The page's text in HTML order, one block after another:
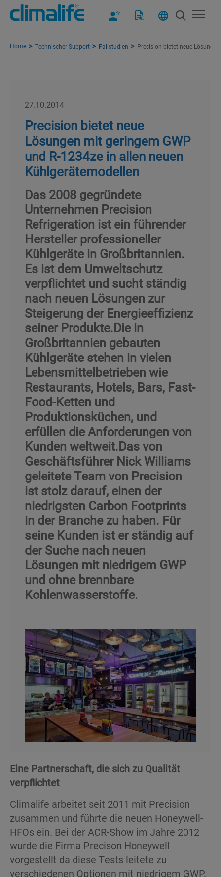
Home Technischer Support Fallstudien Precision bietet neue
27.10.2014
Precision bietet neue
Lösungen mit geringem GWP
und R-1234ze in allen neuen
Kühlgerätemodellen
Das 2008 gegründete
Unternehmen Precision
Refrigeration ist ein führender
Hersteller professioneller
Kühlgeräte in Großbritannien.
Es ist dem Umweltschutz
verpflichtet und sucht ständig
nach neuen Lösungen zur
Steigerung der Energieeffizienz
seiner Produkte.Die in
Großbritannien gebauten
Kühlgeräte stehen in vielen
Lebensmittelbetrieben wie
Restaurants, Hotels, Bars, Fast-
Food-Ketten und
Produktionsküchen, und
erfüllen die Anforderungen von
Kunden weltweit.Das von
Geschäftsführer Nick Williams
geleitete Team von Precision
ist stolz darauf, einen der
niedrigsten Carbon Footprints
in der Branche zu haben. Für
seine Kunden ist er ständig auf
der Suche nach neuen
Lösungen mit niedrigem GWP
und ohne brennbare
Kohlenwasserstoffe.
Eine Partnerschaft, die sich zu Qualität
verpflichtet
Climalife arbeitet seit 2011 mit Precision
zusammen und führte die neuen Honeywell-
HFOs ein. Bei der ACR-Show im Jahre 2012
wurde die Firma Precison Honeywell
vorgestellt da diese Tests leitete zu
verschiedenen Optionen mit niedrigem GWP.